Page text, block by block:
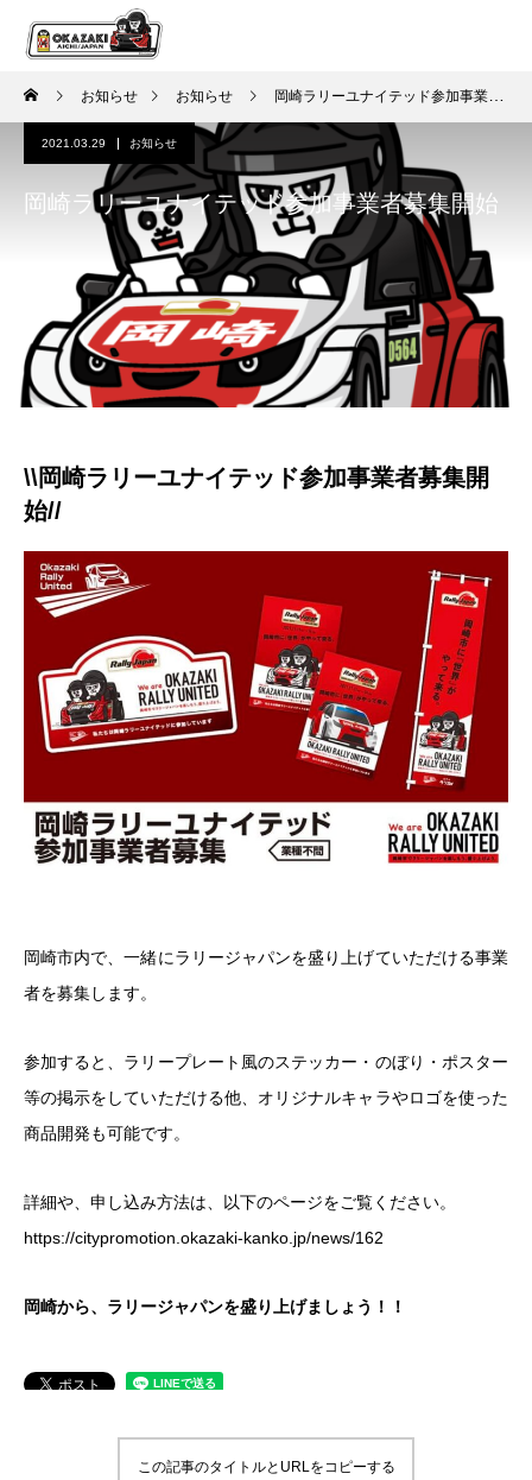
お知らせ お知らせ 岡崎ラリーユナイテッド参加事業者募集開始
2021.03.29 お知らせ
岡崎ラリーユナイテッド参加事業者募集開始
\\岡崎ラリーユナイテッド参加事業者募集開
始//
岡崎市内で、一緒にラリージャパンを盛り上げていただける事業
者を募集します。
参加すると、ラリープレート風のステッカー・のぼり・ポスター
等の掲示をしていただける他、オリジナルキャラやロゴを使った
商品開発も可能です。
詳細や、申し込み方法は、以下のページをご覧ください。
https://citypromotion.okazaki-kanko.jp/news/162
岡崎から、ラリージャパンを盛り上げましょう！！
この記事のタイトルとURLをコピーする